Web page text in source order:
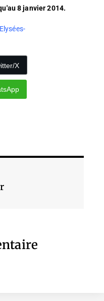
8 janvier 2014.
X